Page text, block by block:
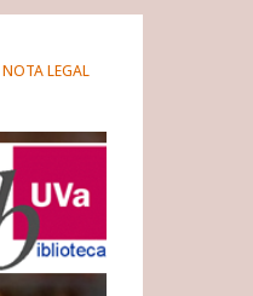
NOTA LEGAL